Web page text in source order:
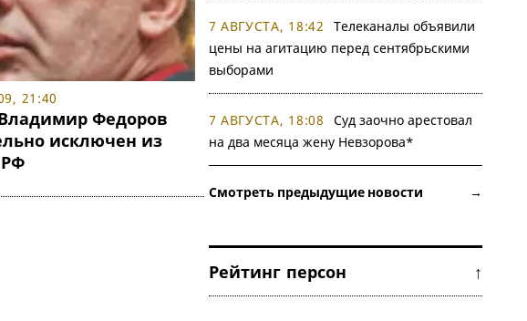
21:40
Федоров
исключен из
7 АВГУСТА, 18:42
Телеканалы объявили
цены на агитацию перед сентябрьскими
выборами
7 АВГУСТА, 18:08
Суд заочно арестовал
на два месяца жену Невзорова*
Смотреть предыдущие новости →
Рейтинг персон ↑